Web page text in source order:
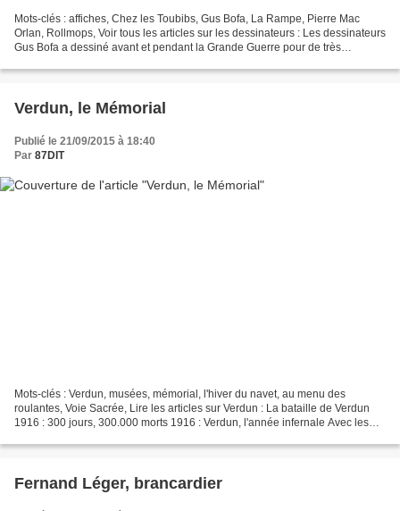
Mots-clés : affiches, Chez les Toubibs, Gus Bofa, La Rampe, Pierre Mac
Orlan, Rollmops, Voir tous les articles sur les dessinateurs : Les dessinateurs
Gus Bofa a dessiné avant et pendant la Grande Guerre pour de très
Verdun, le Mémorial
Publié le 21/09/2015 à 18:40
Par 87DIT
Mots-clés : Verdun, musées, mémorial, l'hiver du navet, au menu des
roulantes, Voie Sacrée, Lire les articles sur Verdun : La bataille de Verdun
1916 : 300 jours, 300.000 morts 1916 : Verdun, l'année infernale Avec les
Fernand Léger, brancardier